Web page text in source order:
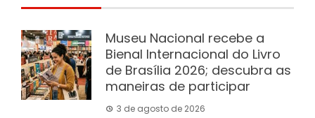
Museu Nacional recebe a
Bienal Internacional do Livro
de Brasília 2026; descubra as
maneiras de participar
3 de agosto de 2026